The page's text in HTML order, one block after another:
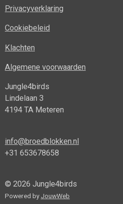
Privacyverklaring
Cookiebeleid
Klachten
Algemene voorwaarden
Jungle4birds
Lindelaan 3
4194 TA Meteren
info@broedblokken.nl
+31 653678658
© 2026 Jungle4birds
Powered by JouwWeb